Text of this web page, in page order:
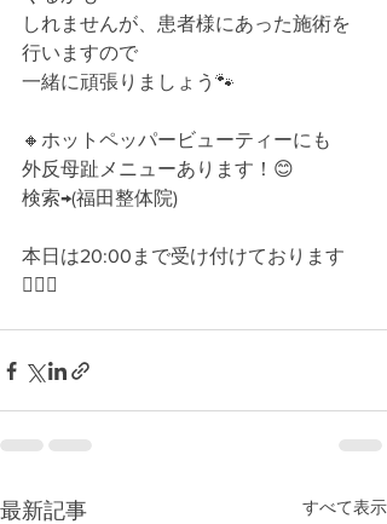
しれませんが、患者様にあった施術を
行いますので﻿
一緒に頑張りましょう🐾
🔸ホットペッパービューティーにも﻿
外反母趾メニューあります！😊
検索→(福田整体院)﻿
本日は20:00まで受け付けております
🙇🏻‍♀️
最新記事 すべて表示